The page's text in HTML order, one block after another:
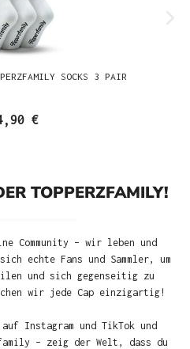
SOCKS 3 PAIR
€
TOPPERZFAMILY!
Community – wir leben und
echte Fans und Sammler, um
und sich gegenseitig zu
wir jede Cap einzigartig!
Instagram und TikTok und
– zeig der Welt, dass du